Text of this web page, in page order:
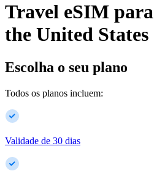
Travel eSIM para
the United States
Escolha o seu plano
Todos os planos incluem:
Validade de 30 dias